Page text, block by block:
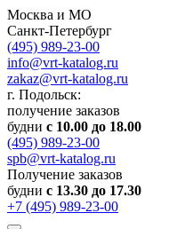
Москва и МО
Санкт-Петербург
(495) 989-23-00
info@vrt-katalog.ru
zakaz@vrt-katalog.ru
г. Подольск:
получение заказов
будни с 10.00 до 18.00
(495) 989-23-00
spb@vrt-katalog.ru
Получение заказов
будни с 13.30 до 17.30
+7 (495) 989-23-00